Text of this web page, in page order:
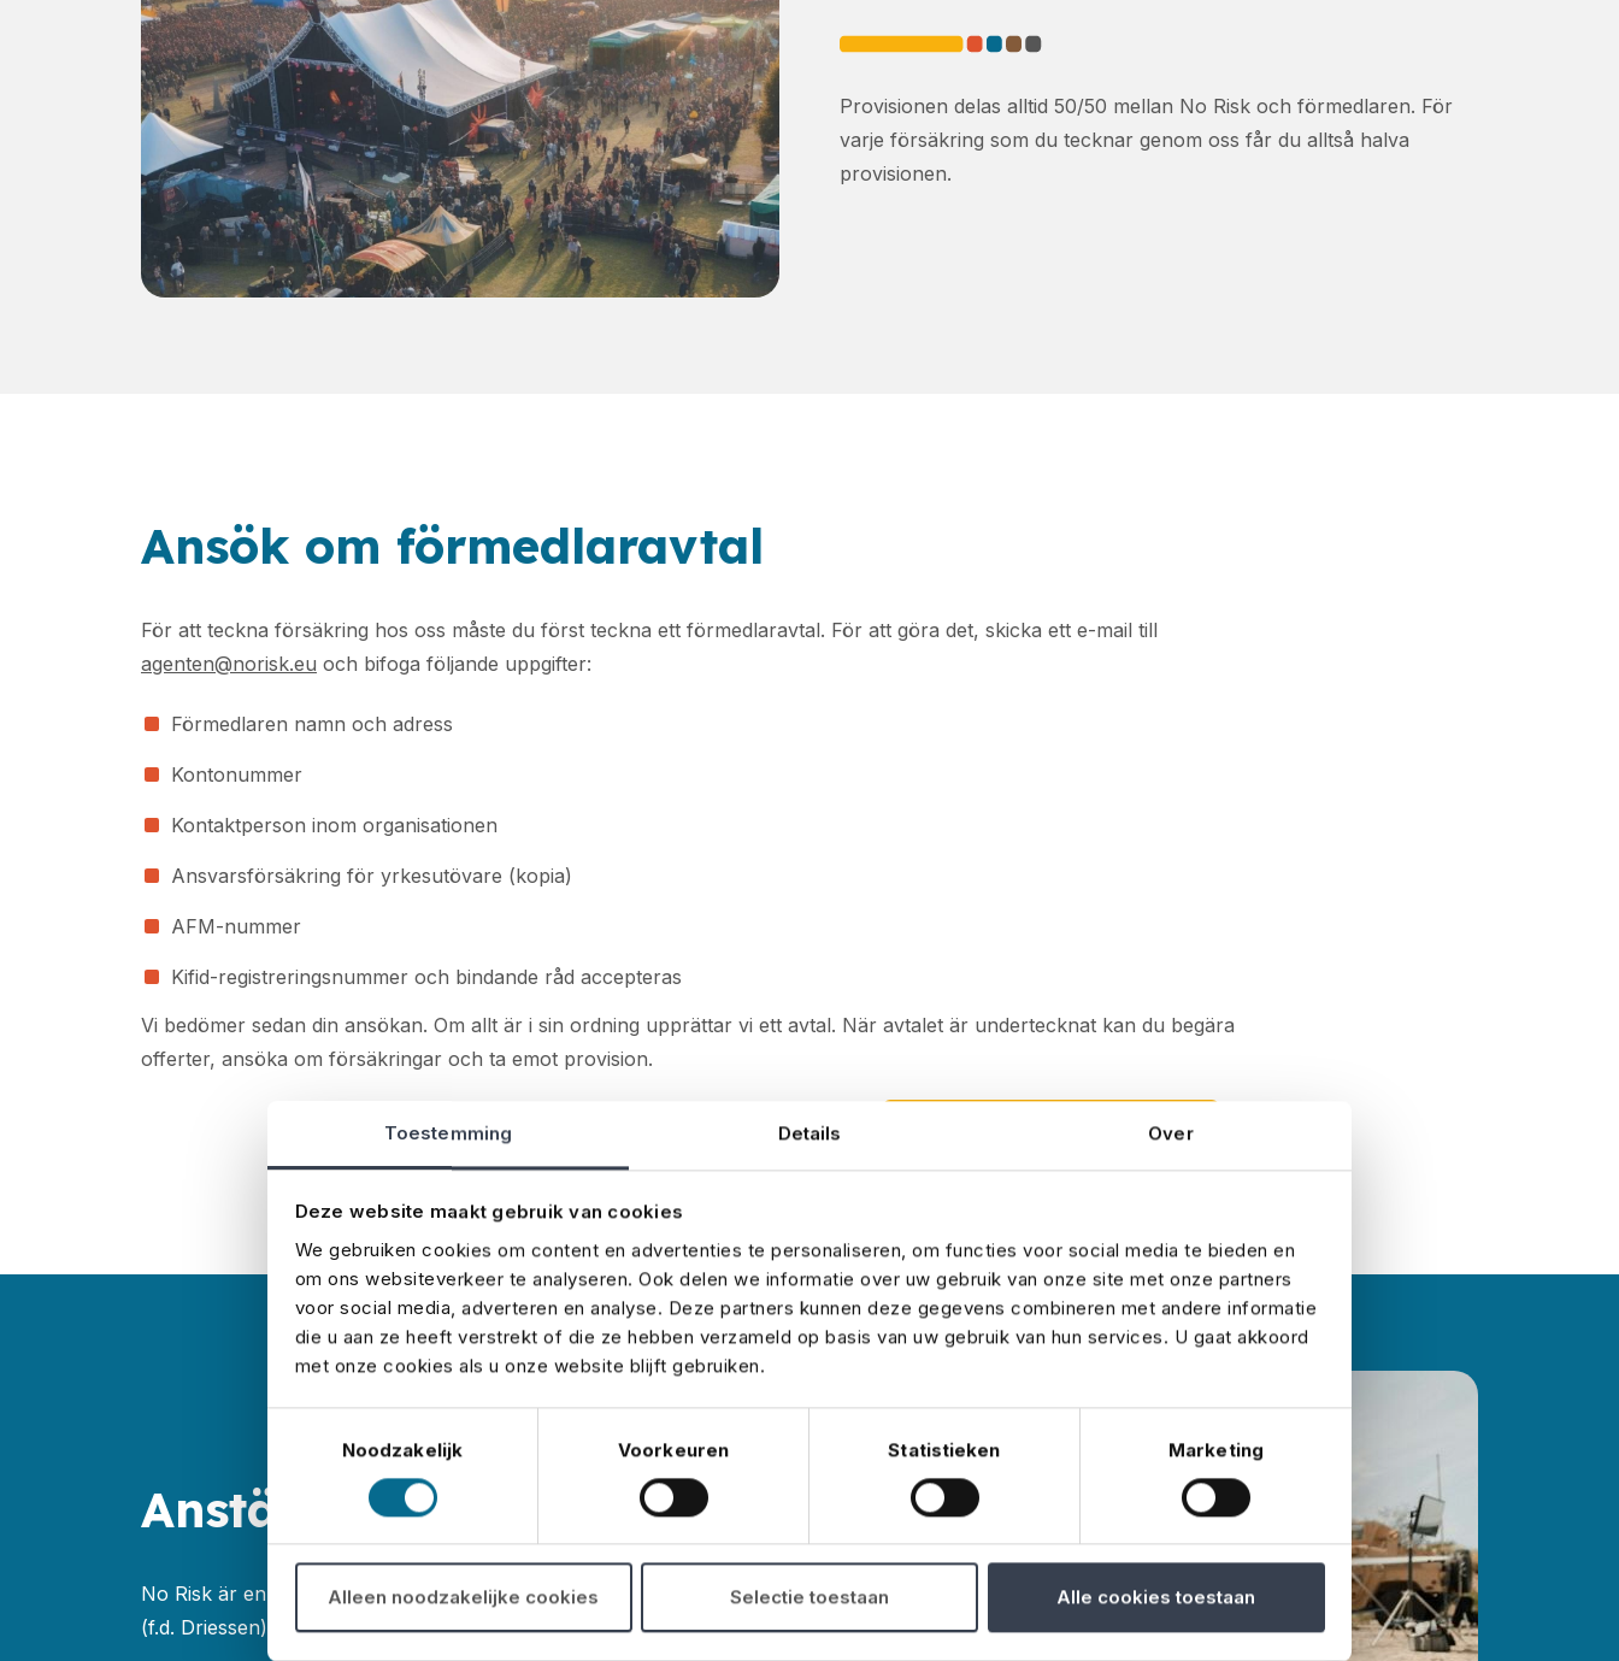
Toestemming Details Over
Deze website maakt gebruik van cookies
We gebruiken cookies om content en advertenties te personaliseren, om functies voor social media te bieden en
om ons websiteverkeer te analyseren. Ook delen we informatie over uw gebruik van onze site met onze partners
voor social media, adverteren en analyse. Deze partners kunnen deze gegevens combineren met andere informatie
die u aan ze heeft verstrekt of die ze hebben verzameld op basis van uw gebruik van hun services. U gaat akkoord
met onze cookies als u onze website blijft gebruiken.
Noodzakelijk
Voorkeuren Statistieken Marketing
Alleen noodzakelijke cookies Selectie toestaan Alle cookies toestaan
Provisionen delas alltid 50/50 mellan No Risk och förmedlaren. För
varje försäkring som du tecknar genom oss får du alltså halva
provisionen.
Ansök om förmedlaravtal
För att teckna försäkring hos oss måste du först teckna ett förmedlaravtal. För att göra det, skicka ett e-mail till
agenten@norisk.eu och bifoga följande uppgifter:
Förmedlaren namn och adress
Kontonummer
Kontaktperson inom organisationen
Ansvarsförsäkring för yrkesutövare (kopia)
AFM-nummer
Kifid-registreringsnummer och bindande råd accepteras
Vi bedömer sedan din ansökan. Om allt är i sin ordning upprättar vi ett avtal. När avtalet är undertecknat kan du begära
offerter, ansöka om försäkringar och ta emot provision.
Ansök om förmedlaravtal
Anställd hos Yinco?
No Risk är en del av Yinco. Är du utsedd till mellanhand för Yinco
(f.d. Driessen)? Begär då dina offerter och försäkringar via Yinco.